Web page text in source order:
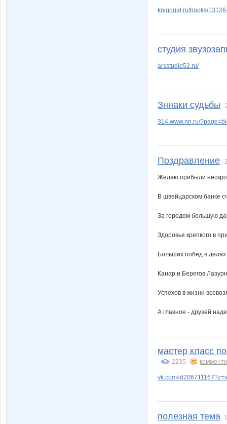
knigogid.ru/books/
студия
arsstudio52.ru/
Зннаки судьбы
314.www.nn.ru/
Поздравление
Желаю прибыли
В швейцарском банке
За городом большую
Здоровья крепкого в
Больших побед в
Канар и Берегов
Успехов в жизни
А главное - друзей
мастер класс
2235
vk.com/
полезная тема